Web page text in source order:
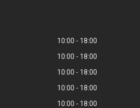
10:00
18:00
10:00
18:00
10:00
18:00
10:00
18:00
10:00
18:00